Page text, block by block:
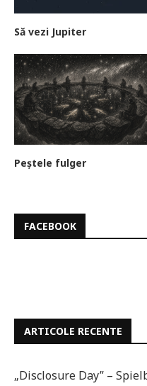
Să vezi Jupiter
Peștele fulger
FACEBOOK
ARTICOLE RECENTE
„Disclosure Day” –